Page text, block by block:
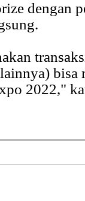
dengan
bisa
2022,"